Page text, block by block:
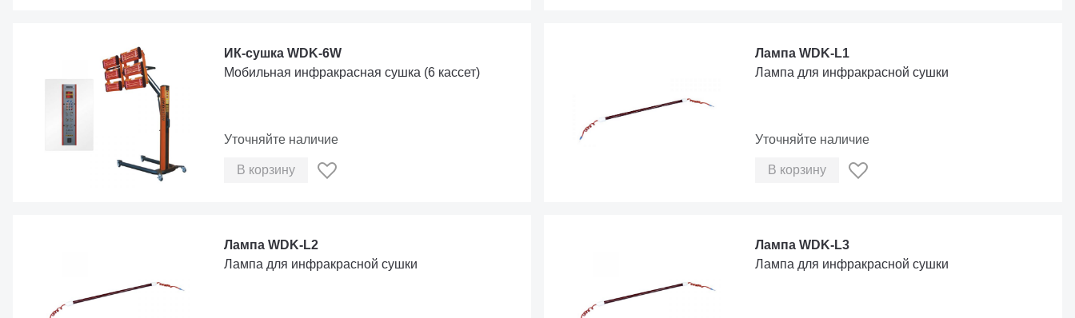
ИК-сушка WDK-6W
Мобильная инфракрасная сушка (6 кассет)
Уточняйте наличие
В корзину
Лампа WDK-L1
Лампа для инфракрасной сушки
Уточняйте наличие
В корзину
Лампа WDK-L2
Лампа для инфракрасной сушки
Лампа WDK-L3
Лампа для инфракрасной сушки